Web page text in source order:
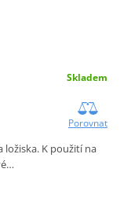
Skladem
Porovnat
ložiska. K použití na